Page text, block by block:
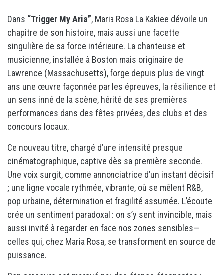
Dans “Trigger My Aria”, Maria Rosa La Kakiee dévoile un
chapitre de son histoire, mais aussi une facette
singulière de sa force intérieure. La chanteuse et
musicienne, installée à Boston mais originaire de
Lawrence (Massachusetts), forge depuis plus de vingt
ans une œuvre façonnée par les épreuves, la résilience et
un sens inné de la scène, hérité de ses premières
performances dans des fêtes privées, des clubs et des
concours locaux.
Ce nouveau titre, chargé d’une intensité presque
cinématographique, captive dès sa première seconde.
Une voix surgit, comme annonciatrice d’un instant décisif
; une ligne vocale rythmée, vibrante, où se mêlent R&B,
pop urbaine, détermination et fragilité assumée. L’écoute
crée un sentiment paradoxal : on s’y sent invincible, mais
aussi invité à regarder en face nos zones sensibles—
celles qui, chez Maria Rosa, se transforment en source de
puissance.